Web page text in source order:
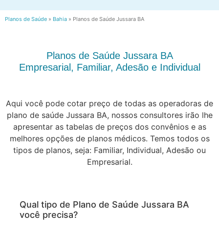
Planos de Saúde » Bahia » Planos de Saúde Jussara BA
Planos de Saúde Jussara BA
Empresarial, Familiar, Adesão e Individual
Aqui você pode cotar preço de todas as operadoras de
plano de saúde Jussara BA, nossos consultores irão lhe
apresentar as tabelas de preços dos convênios e as
melhores opções de planos médicos. Temos todos os
tipos de planos, seja: Familiar, Individual, Adesão ou
Empresarial.
Qual tipo de Plano de Saúde Jussara BA
você precisa?